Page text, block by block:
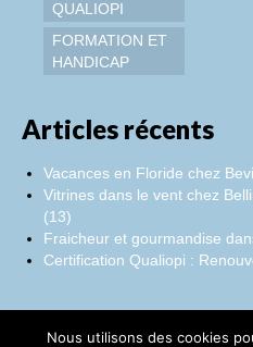
QUALIOPI
FORMATION ET
HANDICAP
Articles récents
Vacances en Floride chez
Vitrines dans le vent chez
(13)
Fraicheur et gourmandise
Certification Qualiopi :
Nous utilisons des cookies